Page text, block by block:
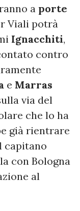
a porte
Viali potrà
Ignacchiti,
contro
e Marras
via del
che lo ha
già rientrare
capitano
con Bologna
al